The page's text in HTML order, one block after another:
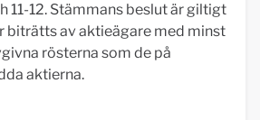
11-12. Stämmans beslut är giltigt
biträtts av aktieägare med minst
rösterna som de på
aktierna.